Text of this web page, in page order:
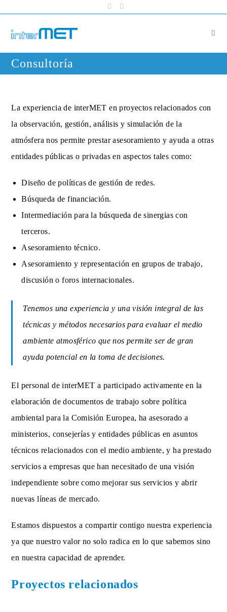
content
Consultoría
La experiencia de interMET en proyectos relacionados con
la observación, gestión, análisis y simulación de la
atmósfera nos permite prestar asesoramiento y ayuda a otras
entidades públicas o privadas en aspectos tales como:
Diseño de políticas de gestión de redes.
Búsqueda de financiación.
Intermediación para la búsqueda de sinergias con
terceros.
Asesoramiento técnico.
Asesoramiento y representación en grupos de trabajo,
discusión o foros internacionales.
Tenemos una experiencia y una visión integral de las
técnicas y métodos necesarios para evaluar el medio
ambiente atmosférico que nos permite ser de gran
ayuda potencial en la toma de decisiones.
El personal de interMET a participado activamente en la
elaboración de documentos de trabajo sobre política
ambiental para la Comisión Europea, ha asesorado a
ministerios, consejerías y entidades públicas en asuntos
técnicos relacionados con el medio ambiente, y ha prestado
servicios a empresas que han necesitado de una visión
independiente sobre como mejorar sus servicios y abrir
nuevas líneas de mercado.
Estamos dispuestos a compartir contigo nuestra experiencia
ya que nuestro valor no solo radica en lo que sabemos sino
en nuestra capacidad de aprender.
Proyectos relacionados